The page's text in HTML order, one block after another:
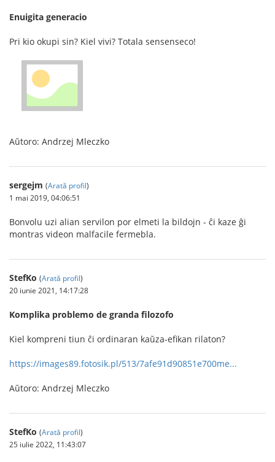
Enuigita generacio
Pri kio okupi sin? Kiel vivi? Totala sensenseco!
Aŭtoro: Andrzej Mleczko
sergejm (Arată profil)
1 mai 2019, 04:06:51
Bonvolu uzi alian servilon por elmeti la bildojn - ĉi kaze ĝi
montras videon malfacile fermebla.
StefKo (Arată profil)
20 iunie 2021, 14:17:28
Komplika problemo de granda filozofo
Kiel kompreni tiun ĉi ordinaran kaŭza-efikan rilaton?
https://images89.fotosik.pl/513/7afe91d90851e700me...
Aŭtoro: Andrzej Mleczko
StefKo (Arată profil)
25 iulie 2022, 11:43:07